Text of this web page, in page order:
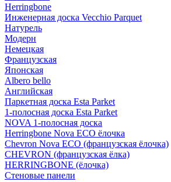
Herringbone
Инженерная доска Vecchio Parquet
Натурель
Модерн
Немецкая
Французская
Японская
Albero bello
Английская
Паркетная доска Esta Parket
1-полосная доска Esta Parket
NOVA 1-полосная доска
Herringbone Nova ECO ёлочка
Chevron Nova ECO (французская ёлочка)
CHEVRON (французская ёлка)
HERRINGBONE (ёлочка)
Стеновые панели